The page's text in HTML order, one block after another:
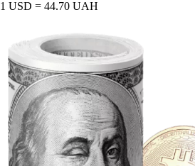
1 USD = 44.70 UAH